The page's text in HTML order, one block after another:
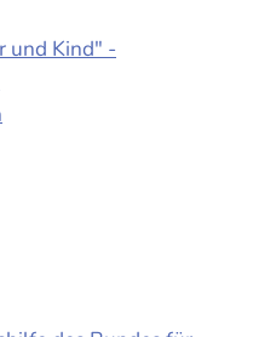
und Kind" -